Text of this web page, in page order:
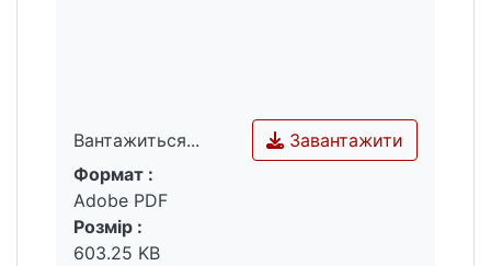
Вантажиться...
Вантажиться...
Завантажити
Формат :
Adobe PDF
Розмір :
603.25 KB